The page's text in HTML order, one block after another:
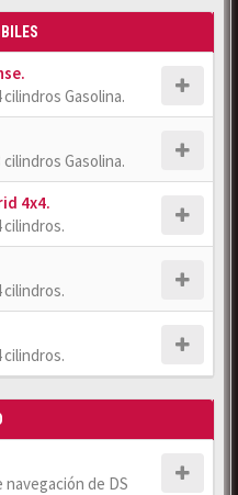
Gasolina.
Gasolina.
4x4.
cilindros.
cilindros.
cilindros.
navegación de DS